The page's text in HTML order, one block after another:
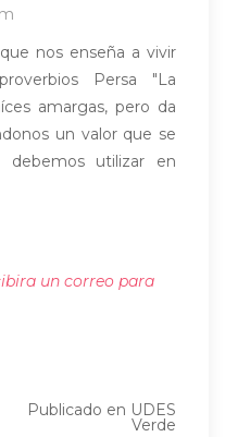
nos enseña a vivir
Persa "La
amargas, pero da
un valor que se
debemos utilizar en
un correo para
Publicado en UDES
Verde